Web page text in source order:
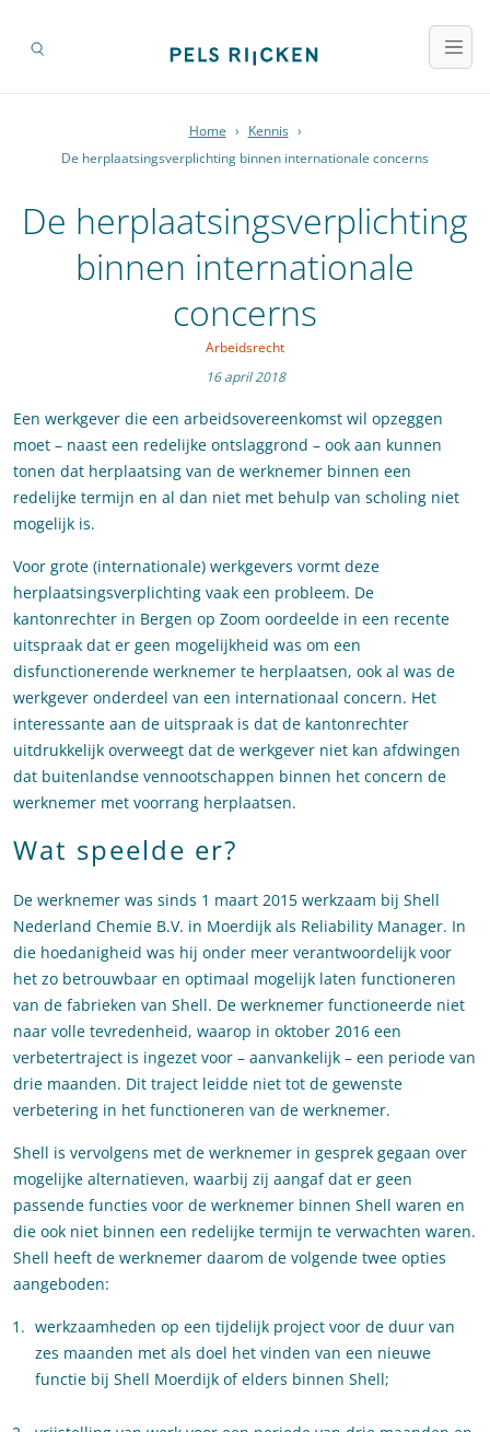
Home › Kennis ›
De herplaatsingsverplichting binnen internationale concerns
De herplaatsingsverplichting
binnen internationale
concerns
Arbeidsrecht
16 april 2018
Een werkgever die een arbeidsovereenkomst wil opzeggen
moet – naast een redelijke ontslaggrond – ook aan kunnen
tonen dat herplaatsing van de werknemer binnen een
redelijke termijn en al dan niet met behulp van scholing niet
mogelijk is.
Voor grote (internationale) werkgevers vormt deze
herplaatsingsverplichting vaak een probleem. De
kantonrechter in Bergen op Zoom oordeelde in een recente
uitspraak dat er geen mogelijkheid was om een
disfunctionerende werknemer te herplaatsen, ook al was de
werkgever onderdeel van een internationaal concern. Het
interessante aan de uitspraak is dat de kantonrechter
uitdrukkelijk overweegt dat de werkgever niet kan afdwingen
dat buitenlandse vennootschappen binnen het concern de
werknemer met voorrang herplaatsen.
Wat speelde er?
De werknemer was sinds 1 maart 2015 werkzaam bij Shell
Nederland Chemie B.V. in Moerdijk als Reliability Manager. In
die hoedanigheid was hij onder meer verantwoordelijk voor
het zo betrouwbaar en optimaal mogelijk laten functioneren
van de fabrieken van Shell. De werknemer functioneerde niet
naar volle tevredenheid, waarop in oktober 2016 een
verbetertraject is ingezet voor – aanvankelijk – een periode van
drie maanden. Dit traject leidde niet tot de gewenste
verbetering in het functioneren van de werknemer.
Shell is vervolgens met de werknemer in gesprek gegaan over
mogelijke alternatieven, waarbij zij aangaf dat er geen
passende functies voor de werknemer binnen Shell waren en
die ook niet binnen een redelijke termijn te verwachten waren.
Shell heeft de werknemer daarom de volgende twee opties
aangeboden:
werkzaamheden op een tijdelijk project voor de duur van
zes maanden met als doel het vinden van een nieuwe
functie bij Shell Moerdijk of elders binnen Shell;